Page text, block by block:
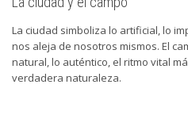
La ciudad simboliza lo artificial, lo
nos aleja de nosotros mismos. El
natural, lo auténtico, el ritmo vital
verdadera naturaleza.